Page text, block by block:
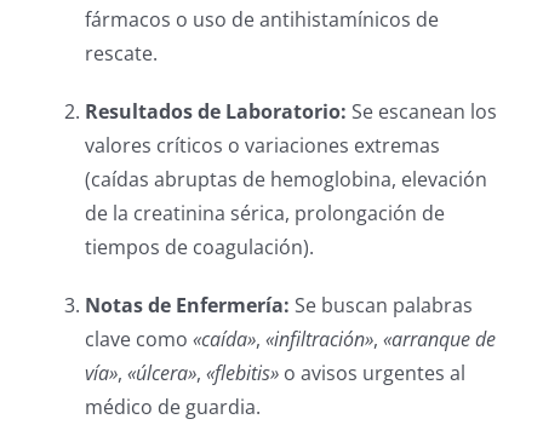
fármacos o uso de antihistamínicos de
rescate.
Resultados de Laboratorio: Se escanean los
valores críticos o variaciones extremas
(caídas abruptas de hemoglobina, elevación
de la creatinina sérica, prolongación de
tiempos de coagulación).
Notas de Enfermería: Se buscan palabras
clave como «caída», «infiltración», «arranque de
vía», «úlcera», «flebitis»o avisos urgentes al
médico de guardia.